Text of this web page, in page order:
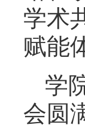
学术
赋能
学
会圆